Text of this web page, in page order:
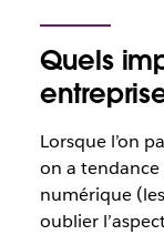
Quels
Lorsque l’on
on a tendance
numérique
oublier